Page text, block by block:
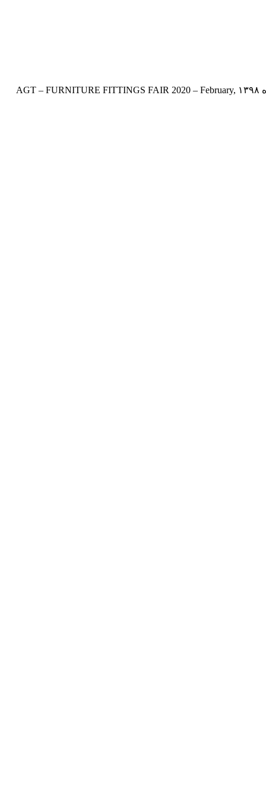
AGT | FURNITURE FITTINGS FAIR 2020 غرفه سازی برای شرکت AGT در هجدهمین نمایشگاه بین المللی یراق آلات مبلمان – بهمن ماه ۱۳۹۸ AGT – FURNITURE FITTINGS FAIR 2020 – February,